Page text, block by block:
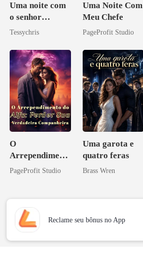
Uma noite com
o senhor
Bilionário
Tessychris
Uma Noite Com
Meu Chefe
PageProfit Studio
O
Arrependiment
o do Alfa:
Companheira
PageProfit Studio
Uma garota e
quatro feras
Brass Wren
Reclame seu bônus no App